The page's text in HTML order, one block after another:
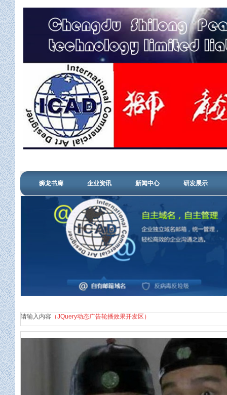
狮龙书廊 企业资讯 新闻中心 研发展示
管理登陆 信用查询
请输入内容 （JQuery动态广告轮播效果开发区）